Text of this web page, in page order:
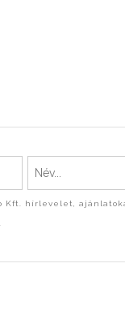
Kft. hírlevelet,